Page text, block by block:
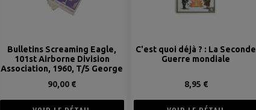
Bulletins Screaming Eagle,
101st Airborne Division
Association, 1960, T/5 George
90,00 €
C'est quoi déjà ? : La Seconde
Guerre mondiale
8,95 €